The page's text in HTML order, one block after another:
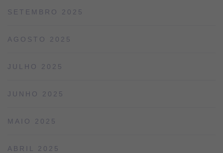
SETEMBRO 2025
AGOSTO 2025
JULHO 2025
JUNHO 2025
MAIO 2025
ABRIL 2025